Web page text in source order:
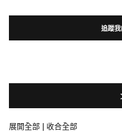
追蹤我
展開全部 | 收合全部